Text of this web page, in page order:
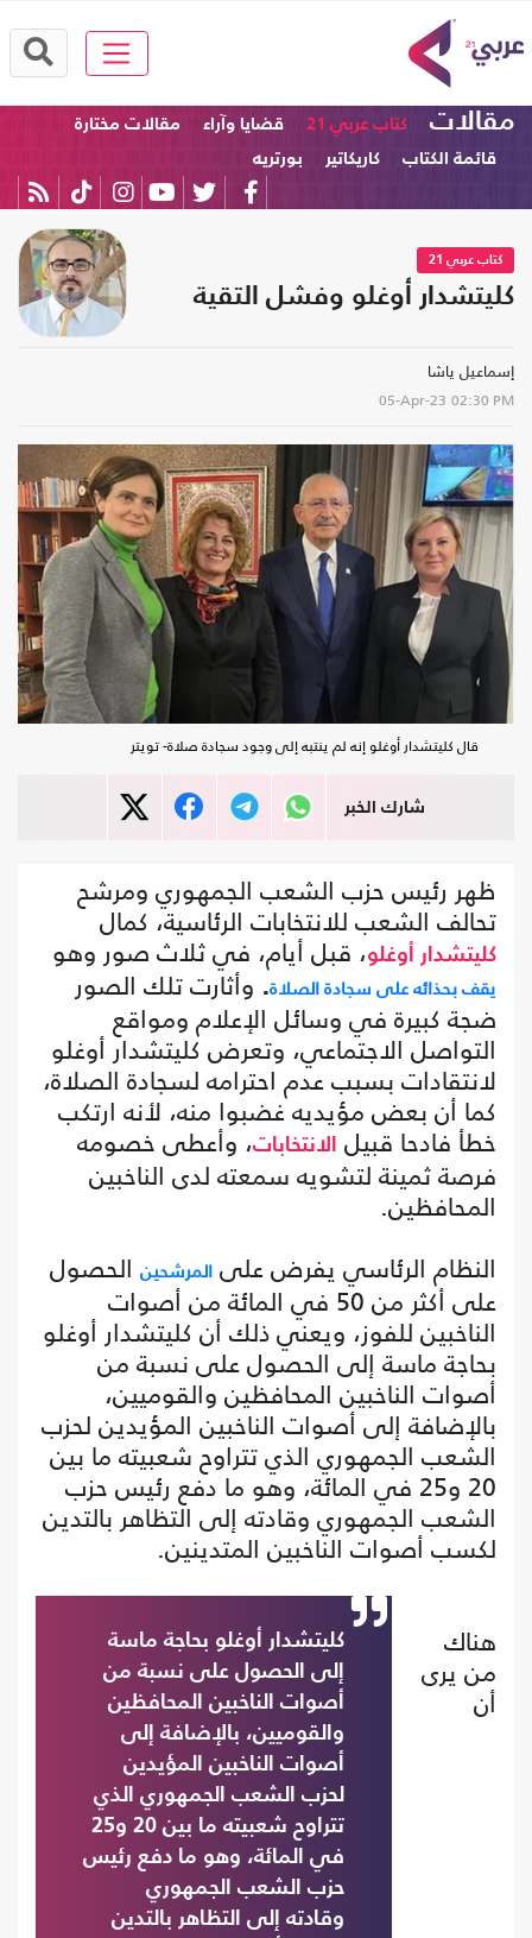
مقالات كتاب عربي 21 قضايا وآراء
مقالات مختارة
قائمة الكتاب
كاريكاتير بورتريه
كتاب عربي 21
كليتشدار أوغلو وفشل التقية
إسماعيل ياشا
05-Apr-23 02:30 PM
قال كليتشدار أوغلو إنه لم ينتبه إلى وجود سجادة صلاة- تويتر
شارك الخبر
ظهر رئيس حزب الشعب الجمهوري ومرشح
تحالف الشعب للانتخابات الرئاسية، كمال
كليتشدار أوغلو، قبل أيام، في ثلاث صور وهو
يقف بحذائه على سجادة الصلاة. وأثارت تلك الصور
ضجة كبيرة في وسائل الإعلام ومواقع
التواصل الاجتماعي، وتعرض كليتشدار أوغلو
لانتقادات بسبب عدم احترامه لسجادة الصلاة،
كما أن بعض مؤيديه غضبوا منه، لأنه ارتكب
خطأ فادحا قبيل الانتخابات، وأعطى خصومه
فرصة ثمينة لتشويه سمعته لدى الناخبين
المحافظين.
النظام الرئاسي يفرض على المرشحين الحصول
على أكثر من 50 في المائة من أصوات
الناخبين للفوز، ويعني ذلك أن كليتشدار أوغلو
بحاجة ماسة إلى الحصول على نسبة من
أصوات الناخبين المحافظين والقوميين،
بالإضافة إلى أصوات الناخبين المؤيدين لحزب
الشعب الجمهوري الذي تتراوح شعبيته ما بين
20 و25 في المائة، وهو ما دفع رئيس حزب
الشعب الجمهوري وقادته إلى التظاهر بالتدين
لكسب أصوات الناخبين المتدينين.
كليتشدار أوغلو بحاجة ماسة
إلى الحصول على نسبة من
أصوات الناخبين المحافظين
والقوميين، بالإضافة إلى
أصوات الناخبين المؤيدين
لحزب الشعب الجمهوري الذي
تتراوح شعبيته ما بين 20 و25
في المائة، وهو ما دفع رئيس
حزب الشعب الجمهوري
وقادته إلى التظاهر بالتدين
هناك
من يرى
أن